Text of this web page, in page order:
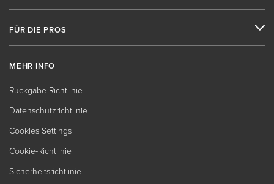
FÜR DIE PROS
MEHR INFO
Rückgabe-Richtlinie
Datenschutzrichtlinie
Cookies Settings
Cookie-Richtlinie
Sicherheitsrichtlinie